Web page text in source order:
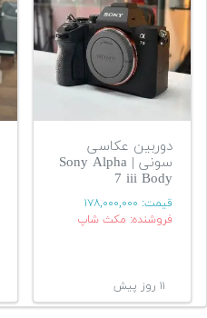
دوربین عکاسی
سونی | Sony Alpha
7 iii Body
قیمت: ۱۷۸,۰۰۰,۰۰۰
فروشنده: مکث شاپ
۱۱ روز پیش